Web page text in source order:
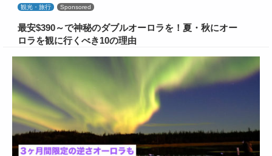
観光・旅行 Sponsored
最安$390～で神秘のダブルオーロラを！夏・秋にオー
ロラを観に行くべき10の理由